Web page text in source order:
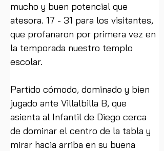
mucho y buen potencial que
atesora. 17 - 31 para los visitantes,
que profanaron por primera vez en
la temporada nuestro templo
escolar.
Partido cómodo, dominado y bien
jugado ante Villalbilla B, que
asienta al Infantil de Diego cerca
de dominar el centro de la tabla y
mirar hacia arriba en su buena